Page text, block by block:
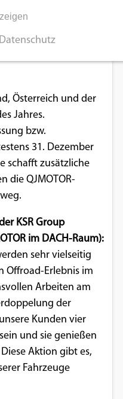
von Qualität
Österreich und der
Jahres.
bzw.
31. Dezember
schafft zusätzliche
die QJMOTOR-
KSR Group
im DACH-Raum):
sehr vielseitig
Offroad-Erlebnis im
Arbeiten am
der
Kunden vier
und sie genießen
Aktion gibt es,
Fahrzeuge
und sind für die
Website
die ausgewählten
des Benutzers
und
anzeigen zu
externen
Datenschutz